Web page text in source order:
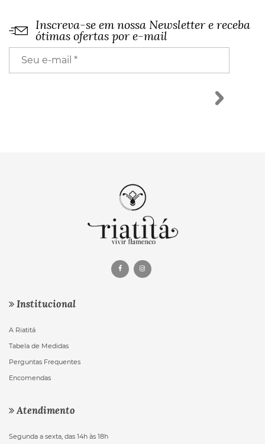
Inscreva-se em nossa Newsletter e receba
ótimas ofertas por e-mail
Institucional
A Riatitá
Tabela de Medidas
Perguntas Frequentes
Encomendas
Atendimento
Segunda a sexta, das 14h às 18h